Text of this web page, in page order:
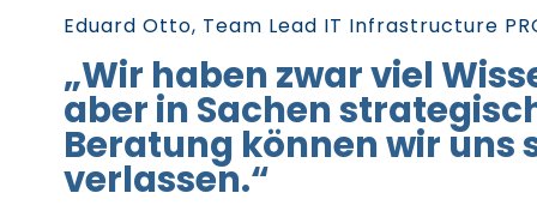
Eduard Otto, Team Lead IT Infrastructure
„Wir haben zwar viel
aber in Sachen
Beratung können wir uns
verlassen.“